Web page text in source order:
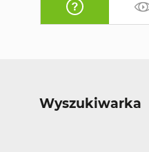
Wyszukiwarka